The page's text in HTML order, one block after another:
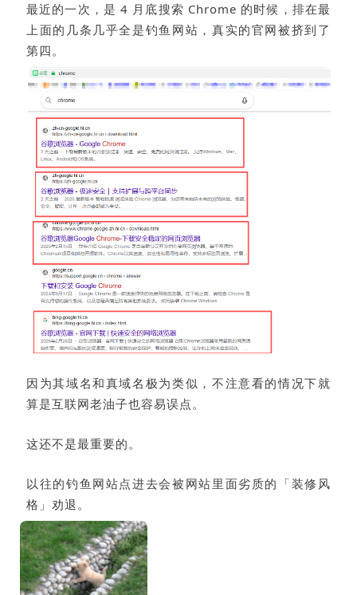
最近的一次，是 4 月底搜索 Chrome 的时候，排在最
上面的几条几乎全是钓鱼网站，真实的官网被挤到了
第四。
因为其域名和真域名极为类似，不注意看的情况下就
算是互联网老油子也容易误点。
这还不是最重要的。
以往的钓鱼网站点进去会被网站里面劣质的「装修风
格」劝退。